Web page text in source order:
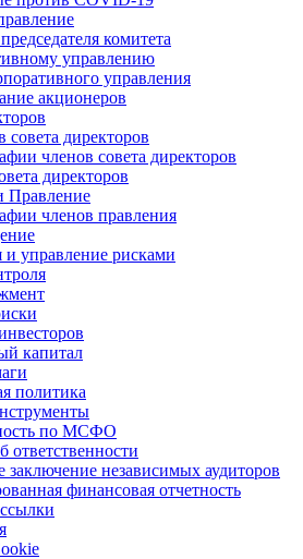
комитета
управлению
управления
акционеров
совета директоров
членов совета директоров
директоров
Правление
членов правления
и управление рисками
капитал
политика
по МСФО
ответственности
заключение независимых аудиторов
финансовая отчетность